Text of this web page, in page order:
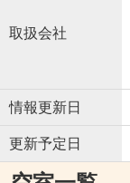
取扱会社
情報更新日
更新予定日